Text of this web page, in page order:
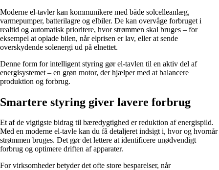
Moderne el-tavler kan kommunikere med både solcelleanlæg,
varmepumper, batterilagre og elbiler. De kan overvåge forbruget i
realtid og automatisk prioritere, hvor strømmen skal bruges – for
eksempel at oplade bilen, når elprisen er lav, eller at sende
overskydende solenergi ud på elnettet.
Denne form for intelligent styring gør el-tavlen til en aktiv del af
energisystemet – en grøn motor, der hjælper med at balancere
produktion og forbrug.
Smartere styring giver lavere forbrug
Et af de vigtigste bidrag til bæredygtighed er reduktion af energispild.
Med en moderne el-tavle kan du få detaljeret indsigt i, hvor og hvornår
strømmen bruges. Det gør det lettere at identificere unødvendigt
forbrug og optimere driften af apparater.
For virksomheder betyder det ofte store besparelser, når